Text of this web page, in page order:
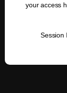
your access
Session